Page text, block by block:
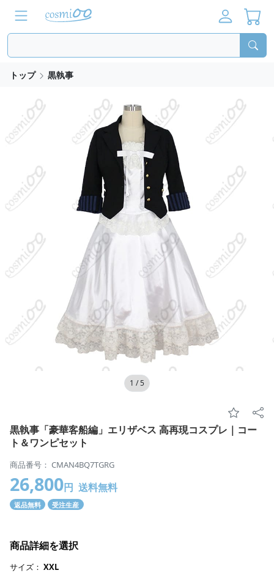
トップ 黒執事
1 /5
黒執事「豪華客船編」エリザベス 高再現コスプレ｜コー
ト＆ワンピセット
商品番号： CMAN4BQ7TGRG
26,800円 送料無料
返品無料 受注生産
商品詳細を選択
サイズ： XXL